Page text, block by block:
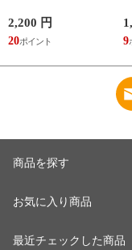
マイボトル 動物 ア
ニマル ゴリラ ごリ
ラックス ゴリゴリボ
2,200 円
20 9
商品を探す
お気に入り商品
最近チェックした商品